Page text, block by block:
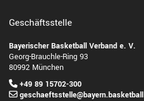
Geschäftsstelle
Bayerischer Basketball Verband e. V.
Georg-Brauchle-Ring 93
80992 München
+49 89 15702-300
geschaeftsstelle@bayern.basketball